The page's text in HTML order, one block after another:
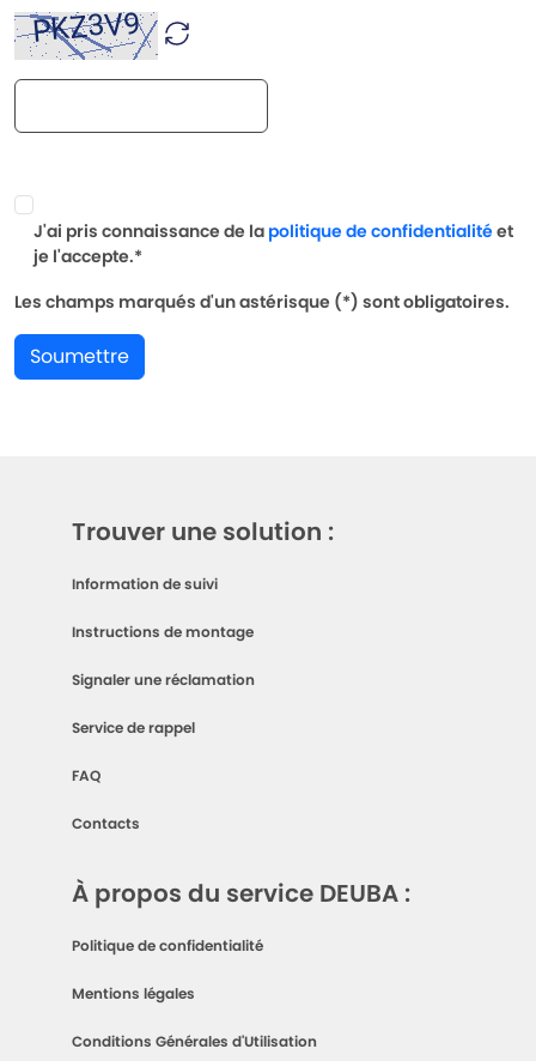
J'ai pris connaissance de la politique de confidentialitéet
je l'accepte.*
Les champs marqués d'un astérisque (*) sont obligatoires.
Soumettre
Trouver une solution :
Information de suivi
Instructions de montage
Signaler une réclamation
Service de rappel
FAQ
Contacts
À propos du service DEUBA :
Politique de confidentialité
Mentions légales
Conditions Générales d'Utilisation